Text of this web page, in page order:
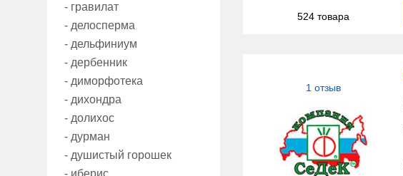
- гравилат
- делосперма
- дельфиниум
- дербенник
- диморфотека
- дихондра
- долихос
- дурман
- душистый горошек
524 товара
1 отзыв